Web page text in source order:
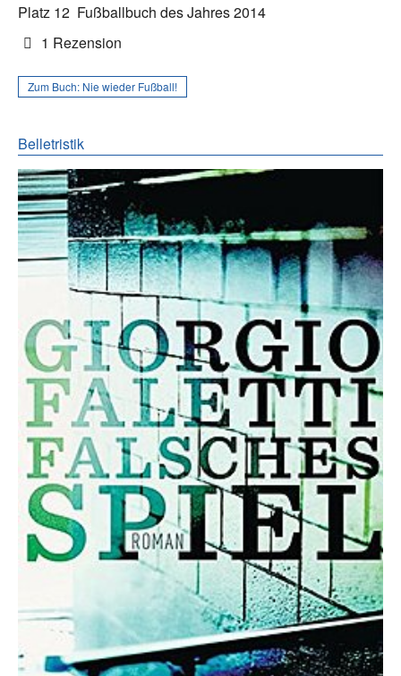
Platz 12 Fußballbuch des Jahres 2014
1 Rezension
Zum Buch: Nie wieder Fußball!
Belletristik